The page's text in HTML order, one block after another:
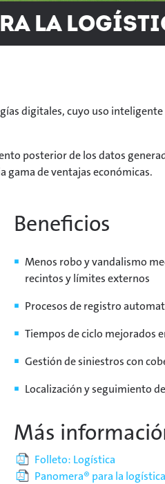
la
digitales, cuyo uso
posterior de los datos
gama de ventajas económicas.
Beneficios
Menos robo y vandalismo
recintos y límites externos
Procesos de registro
Tiempos de ciclo mejorados
Gestión de siniestros con
Localización y seguimiento
Más
Folleto: Logística
Panomera® para la logística